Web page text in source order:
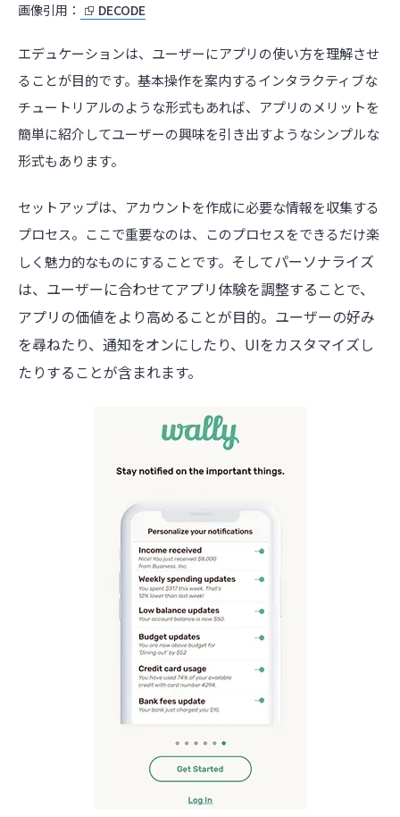
画像引用： DECODE
エデュケーションは、ユーザーにアプリの使い方を理解させ
ることが目的です。基本操作を案内するインタラクティブな
チュートリアルのような形式もあれば、アプリのメリットを
簡単に紹介してユーザーの興味を引き出すようなシンプルな
形式もあります。
セットアップは、アカウントを作成に必要な情報を収集する
プロセス。ここで重要なのは、このプロセスをできるだけ楽
しく魅力的なものにすることです。 そしてパーソナライズ
は、ユーザーに合わせてアプリ体験を調整することで、
アプリの価値をより高めることが目的。 ユーザーの好み
を尋ねたり、通知をオンにしたり、UIをカスタマイズし
たりすることが含まれます。